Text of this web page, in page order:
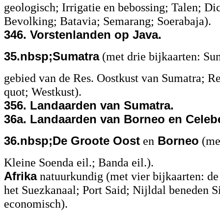
geologisch; Irrigatie en bebossing; Talen;
Bevolking; Batavia; Semarang; Soerabaja).
346. Vorstenlanden op Java.
35.nbsp;Sumatra(met drie bijkaarten:
gebied van de Res. Oostkust van Sumatra;
quot; Westkust).
356. Landaarden van Sumatra.
36a. Landaarden van Borneo en
36.nbsp;De Groote Oost en Borneo
Kleine Soenda eil.; Banda eil.).
Afrikanatuurkundig (met vier bijkaarten:
het Suezkanaal; Port Said; Nijldal beneden
economisch).